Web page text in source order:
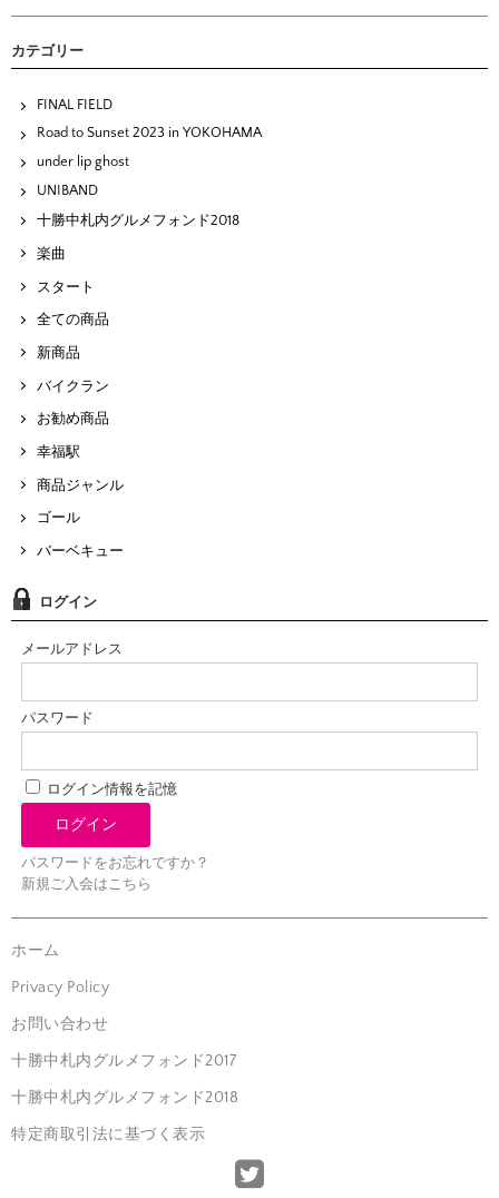
カテゴリー
FINAL FIELD
Road to Sunset 2023 in YOKOHAMA
under lip ghost
UNIBAND
十勝中札内グルメフォンド2018
楽曲
スタート
全ての商品
新商品
バイクラン
お勧め商品
幸福駅
商品ジャンル
ゴール
バーベキュー
ログイン
メールアドレス
パスワード
ログイン情報を記憶
パスワードをお忘れですか？
新規ご入会はこちら
ホーム
Privacy Policy
お問い合わせ
十勝中札内グルメフォンド2017
十勝中札内グルメフォンド2018
特定商取引法に基づく表示